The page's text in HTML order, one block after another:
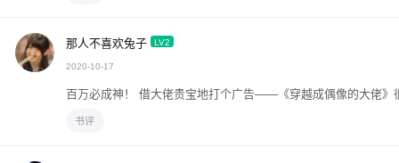
那人不喜欢兔子 LV2
2020-10-17
百万必成神！ 借大佬贵宝地打个广告——《穿越成偶像的大佬
书评